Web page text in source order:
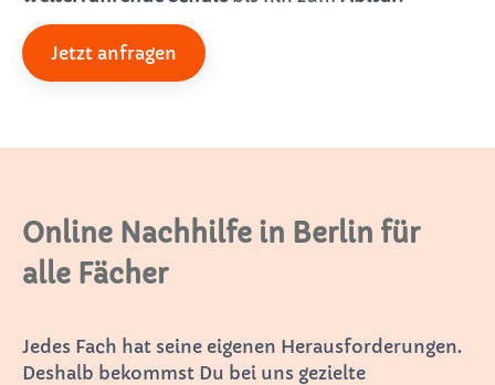
Jetzt anfragen
Online Nachhilfe in Berlin für
alle Fächer
Jedes Fach hat seine eigenen Herausforderungen.
Deshalb bekommst Du bei uns gezielte